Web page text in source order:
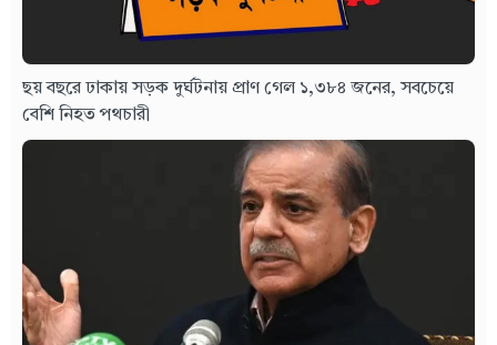
ছয় বছরে ঢাকায় সড়ক দুর্ঘটনায় প্রাণ গেল ১,৩৮৪ জনের, সবচেয়ে
বেশি নিহত পথচারী